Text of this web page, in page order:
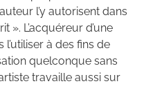
l’y autorisent dans
». L’acquéreur d’une
à des fins de
quelconque sans
travaille aussi sur